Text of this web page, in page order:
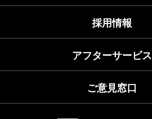
採用情報
アフターサービス
ご意見窓口